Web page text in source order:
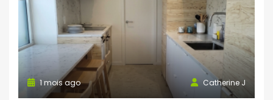
Catherine J
1 mois ago